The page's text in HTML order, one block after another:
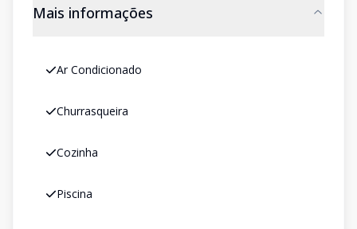
Mais informações
Ar Condicionado
Churrasqueira
Cozinha
Piscina